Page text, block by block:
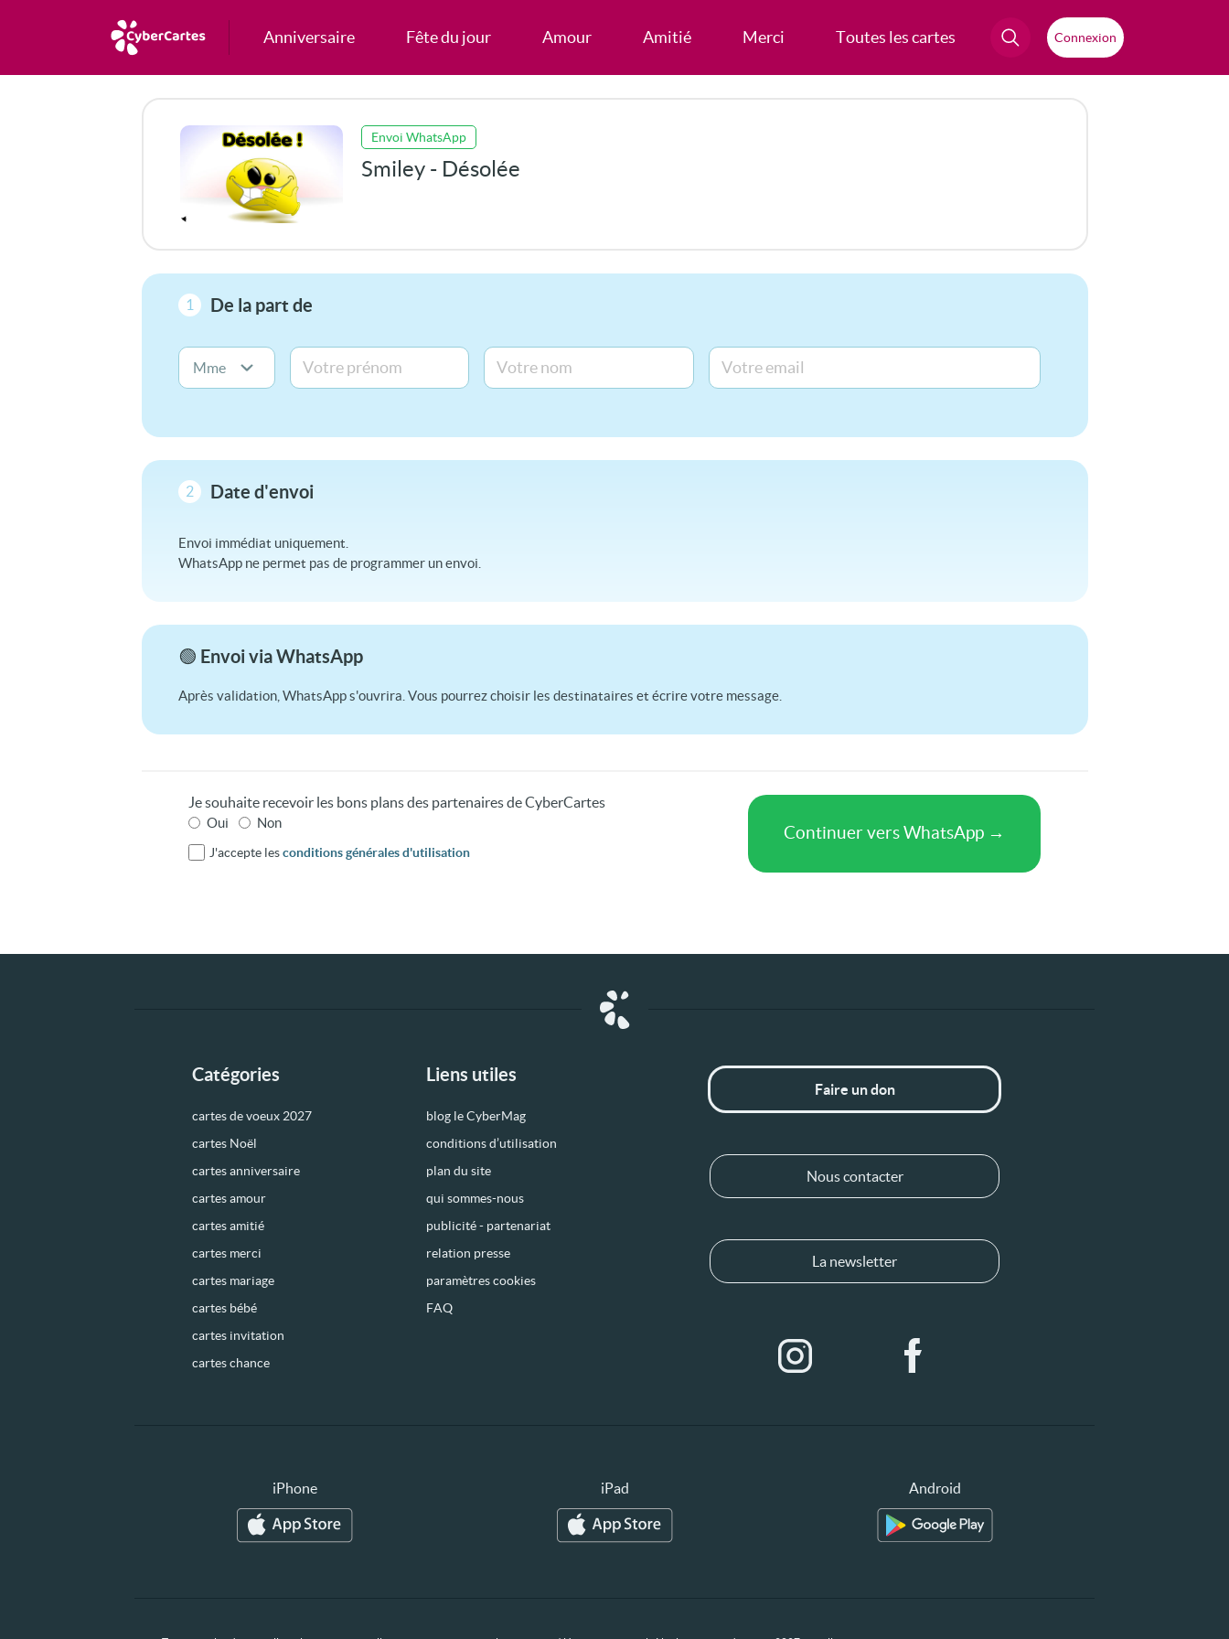
Anniversaire Fête du jour Amour Amitié Merci Toutes les cartes Connexion
Envoi WhatsApp
Smiley - Désolée
1 De la part de
2 Date d'envoi
Envoi immédiat uniquement.
WhatsApp ne permet pas de programmer un envoi.
🟢 Envoi via WhatsApp
Après validation, WhatsApp s'ouvrira. Vous pourrez choisir les destinataires et écrire votre message.
Je souhaite recevoir les bons plans des partenaires de CyberCartes
Oui Non
J'accepte lesconditions générales d'utilisation
Catégories
cartes de voeux 2027
cartes Noël
cartes anniversaire
cartes amour
cartes amitié
cartes merci
cartes mariage
cartes bébé
cartes invitation
cartes chance
Liens utiles
blog le CyberMag
conditions d’utilisation
plan du site
qui sommes-nous
publicité - partenariat
relation presse
paramètres cookies
FAQ
Faire un don
Nous contacter
La newsletter
iPhone iPad Android